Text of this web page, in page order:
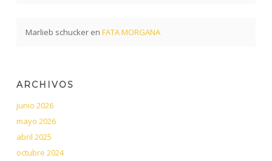
Marlieb schuckeren FATA MORGANA
ARCHIVOS
junio 2026
mayo 2026
abril 2025
octubre 2024